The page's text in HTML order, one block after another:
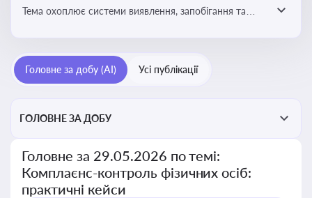
Тема охоплює системи виявлення, запобігання та
Головне за добу (AI) Усі публікації
ГОЛОВНЕ ЗА ДОБУ
Головне за 29.05.2026 по темі:
Комплаєнс-контроль фізичних осіб:
практичні кейси